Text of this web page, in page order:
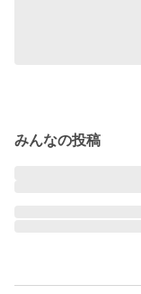
みんなの投稿